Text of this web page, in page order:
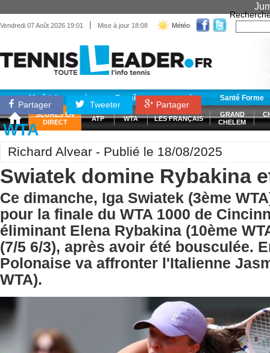
Vendredi 07 Août 2026 19:01 | Mise à jour 18:08 Météo
Matériel Entraînement Santé Forme
SCORES EN
DIRECT
ATP WTA LES FRANÇAIS
GRAND
CHELEM
Partager Tweeter Partager
WTA
Richard Alvear - Publié le 18/08/2025
Swiatek domine Rybakina
Ce dimanche, Iga Swiatek (3ème
pour la finale du WTA 1000 de
éliminant Elena Rybakina (10ème
(7/5 6/3), après avoir été bousculée.
Polonaise va affronter l'Italienne
WTA).